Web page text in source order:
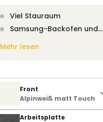
Viel Stauraum
Samsung-Backofen und…
Mehr lesen
Front
Alpinweiß matt Touch
Arbeitsplatte